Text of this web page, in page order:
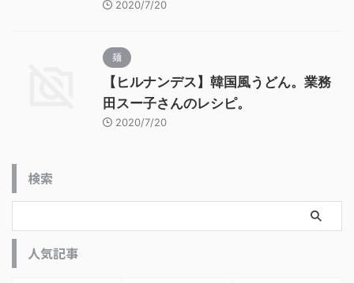
2020/7/20
麺
【ヒルナンデス】韓国風うどん。業務
田スー子さんのレシピ。
2020/7/20
検索
人気記事